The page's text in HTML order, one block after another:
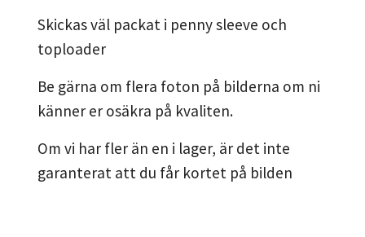
Skickas väl packat i penny sleeve och
toploader
Be gärna om flera foton på bilderna om ni
känner er osäkra på kvaliten.
Om vi har fler än en i lager, är det inte
garanterat att du får kortet på bilden